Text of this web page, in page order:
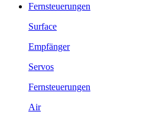
Fernsteuerungen
Surface
Empfänger
Servos
Fernsteuerungen
Air